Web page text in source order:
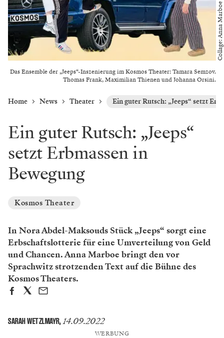
Das Ensemble der „Jeeps“-Inszenierung im Kosmos Theater: Tamara Semzov.
Thomas Frank, Maximilian Thienen und Johanna Orsini.
Collage: Anna Marboe
Home News Theater Ein guter Rutsch: „Jeeps“ setzt
Ein guter Rutsch: „Jeeps“
setzt Erbmassen in
Bewegung
Kosmos Theater
In Nora Abdel-Maksouds Stück „Jeeps“ sorgt eine
Erbschaftslotterie für eine Umverteilung von Geld
und Chancen. Anna Marboe bringt den vor
Sprachwitz strotzenden Text auf die Bühne des
Kosmos Theaters.
SARAH WETZLMAYR, 14.09.2022
WERBUNG